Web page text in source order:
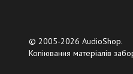
© 2005-2026 AudioShop.
Копіювання матеріалів